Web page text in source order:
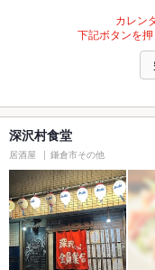
カレン
下記ボタンを
深沢村食堂
居酒屋 鎌倉市その他